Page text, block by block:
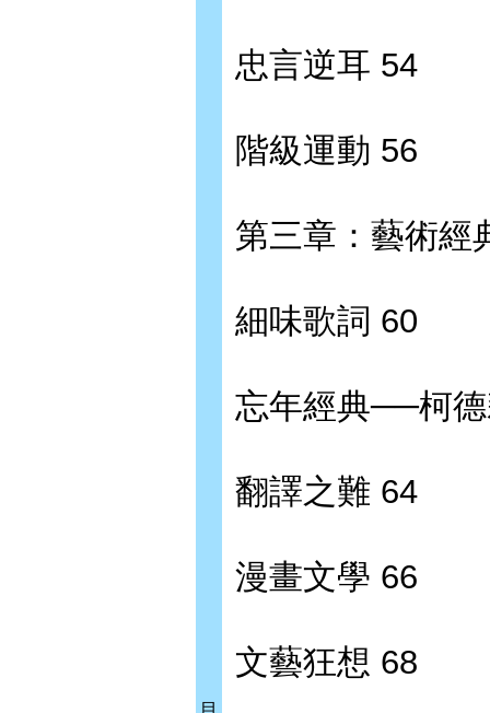
目
忠言逆耳 54
階級運動 56
第三章：藝術經
細味歌詞 60
忘年經典──柯
翻譯之難 64
漫畫文學 66
文藝狂想 68